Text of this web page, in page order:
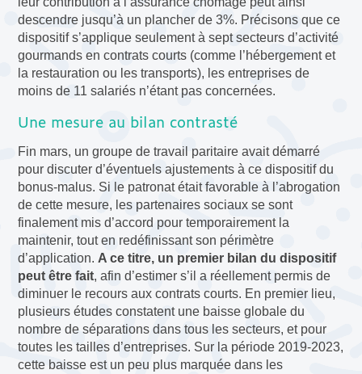
descendre jusqu’à un plancher de 3%. Précisons que ce
dispositif s’applique seulement à sept secteurs d’activité
gourmands en contrats courts (comme l’hébergement et
la restauration ou les transports), les entreprises de
moins de 11 salariés n’étant pas concernées.
Une mesure au bilan contrasté
Fin mars, un groupe de travail paritaire avait démarré
pour discuter d’éventuels ajustements à ce dispositif du
bonus-malus. Si le patronat était favorable à l’abrogation
de cette mesure, les partenaires sociaux se sont
finalement mis d’accord pour temporairement la
maintenir, tout en redéfinissant son périmètre
d’application. A ce titre, un premier bilan du dispositif
peut être fait, afin d’estimer s’il a réellement permis de
diminuer le recours aux contrats courts. En premier lieu,
plusieurs études constatent une baisse globale du
nombre de séparations dans tous les secteurs, et pour
toutes les tailles d’entreprises. Sur la période 2019-2023,
cette baisse est un peu plus marquée dans les